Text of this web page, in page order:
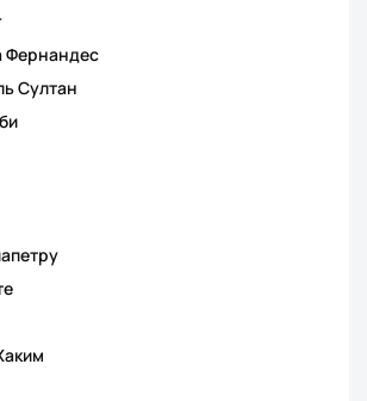
Фернандес
Султан